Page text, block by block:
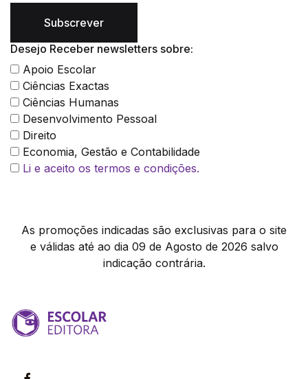
Subscrever
Desejo Receber newsletters sobre:
Apoio Escolar
Ciências Exactas
Ciências Humanas
Desenvolvimento Pessoal
Direito
Economia, Gestão e Contabilidade
Li e aceito os termos e condições.
As promoções indicadas são exclusivas para o site
e válidas até ao dia 09 de Agosto de 2026 salvo
indicação contrária.